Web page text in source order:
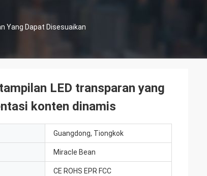
Yang Dapat Disesuaikan
LED transparan yang
konten dinamis
Guangdong, Tiongkok
Miracle Bean
CE ROHS EPR FCC